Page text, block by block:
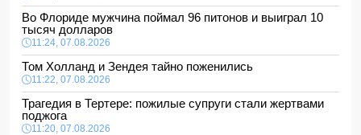
Во Флориде мужчина поймал 96 питонов и выиграл 10
тысяч долларов
11:24, 07.08.2026
Том Холланд и Зендея тайно поженились
11:22, 07.08.2026
Трагедия в Тертере: пожилые супруги стали жертвами
поджога
11:20, 07.08.2026